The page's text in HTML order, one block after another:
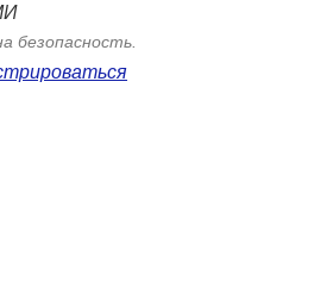
безопасность.